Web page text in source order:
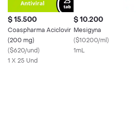
$ 15.500
Coaspharma Aciclovir
(200 mg)
($620/und)
1 X 25 Und
$ 10.200
Mesigyna
($10200/ml)
1mL